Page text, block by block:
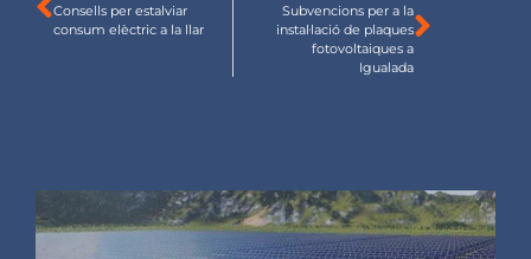
Consells per estalviar
consum elèctric a la llar
Subvencions per a la
instal·lació de plaques
fotovoltaiques a
Igualada